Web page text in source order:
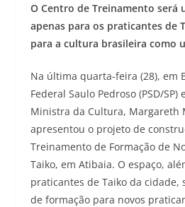
O Centro de Treinamento será
apenas para os praticantes de
para a cultura brasileira como
Na última quarta-feira (28), em
Federal Saulo Pedroso (PSD/
Ministra da Cultura, Margareth
apresentou o projeto de
Treinamento de Formação de
Taiko, em Atibaia. O espaço,
praticantes de Taiko da cidade,
de formação para novos